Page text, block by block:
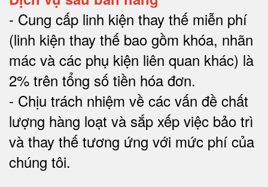
- Cung cấp linh kiện thay thế miễn phí
(linh kiện thay thế bao gồm khóa, nhãn
mác và các phụ kiện liên quan khác) là
2% trên tổng số tiền hóa đơn.
- Chịu trách nhiệm về các vấn đề chất
lượng hàng loạt và sắp xếp việc bảo trì
và thay thế tương ứng với mức phí của
chúng tôi.